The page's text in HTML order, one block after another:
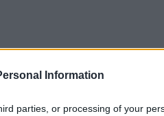
Information
parties, or processing of your